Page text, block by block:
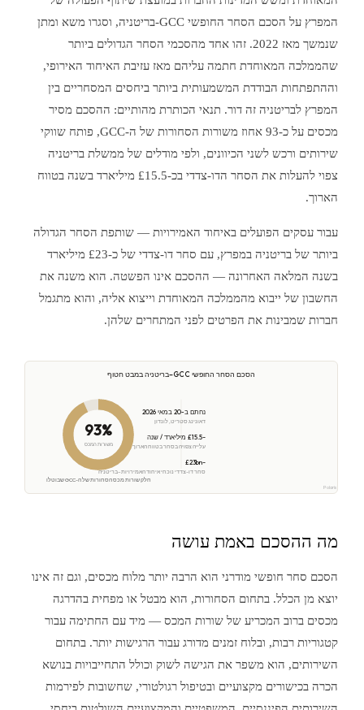
המפרץ על הסכם הסחר החופשי GCC-בריטניה, וסגרו משא ומתן
שנמשך מאז 2022. זהו אחד מהסכמי הסחר הגדולים ביותר
שהממלכה המאוחדת חתמה עליהם מאז עזיבת האיחוד האירופי,
וההתפתחות הבודדת המשמעותית ביותר ביחסים המסחריים בין
המפרץ לבריטניה זה דור. תנאי הכותרת מהותיים: ההסכם מסיר
מכסים על כ-93 אחוז משורות הסחורות של ה-GCC, פותח שווקי
שירותים ורכש לשני הכיוונים, ולפי מודלים של ממשלת בריטניה
צפוי להעלות את הסחר הדו-צדדי בכ-£15.5 מיליארד בשנה בטווח
הארוך.
עבור עסקים הפועלים באיחוד האמירויות — שותפת הסחר הגדולה
ביותר של בריטניה במפרץ, עם סחר דו-צדדי של כ-£23 מיליארד
בשנה המלאה האחרונה — ההסכם אינו הפשטה. הוא משנה את
החשבון של ייבוא מהממלכה המאוחדת וייצוא אליה, והוא מתגמל
חברות שמבינות את הפרטים לפני המתחרים שלהן.
הסכם הסחר החופשי GCC–בריטניה במבט חטוף
93%
משורות המכס
חלק שורות מכס הסחורות של ה-GCC שבוטלו
נחתם ב-20 במאי 2026
דאונינג סטריט, לונדון
~£15.5 מיליארד / שנה
עלייה צפויה בסחר בטווח הארוך
~£23bn
סחר דו-צדדי נוכחי איחוד האמירויות–בריטניה
Polaris Research
מה ההסכם באמת עושה
הסכם סחר חופשי מודרני הוא הרבה יותר מלוח מכסים, וגם זה אינו
יוצא מן הכלל. בתחום הסחורות, הוא מבטל או מפחית בהדרגה
מכסים ברוב המכריע של שורות המכס — מיד עם החתימה עבור
קטגוריות רבות, ובלוח זמנים מדורג עבור הרגישות יותר. בתחום
השירותים, הוא משפר את הגישה לשוק וכולל התחייבויות בנושא
הכרה בכישורים מקצועיים ובטיפול רגולטורי, שחשובות לפירמות